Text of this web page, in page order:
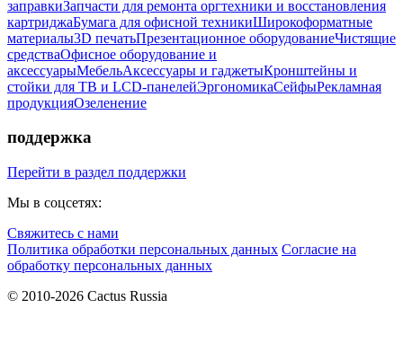
заправкиЗапчасти для ремонта оргтехники и восстановления
картриджаБумага для офисной техникиШирокоформатные
материалы3D печатьПрезентационное оборудованиеЧистящие
средстваОфисное оборудование и
аксессуарыМебельАксессуары и гаджетыКронштейны и
стойки для ТВ и LCD-панелейЭргономикаСейфыРекламная
продукцияОзеленение
поддержка
Перейти в раздел поддержки
Мы в соцсетях:
Свяжитесь с нами
Политика обработки персональных данных Согласие на
обработку персональных данных
© 2010-2026 Cactus Russia